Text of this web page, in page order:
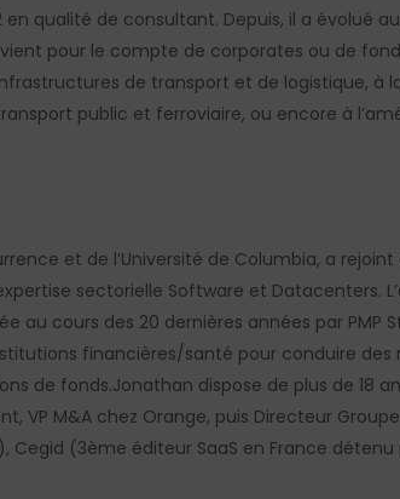
en qualité de consultant. Depuis, il a évolué
pour le compte de corporates ou de
de transport et de logistique, à
public et ferroviaire, ou encore à
et de l’Université de Columbia, a rejoint
sectorielle Software et Datacenters.
au cours des 20 dernières années par PMP
financières/santé pour conduire des
de fonds.Jonathan dispose de plus de 18
VP M&A chez Orange, puis Directeur Groupe
Cegid (3ème éditeur SaaS en France détenu